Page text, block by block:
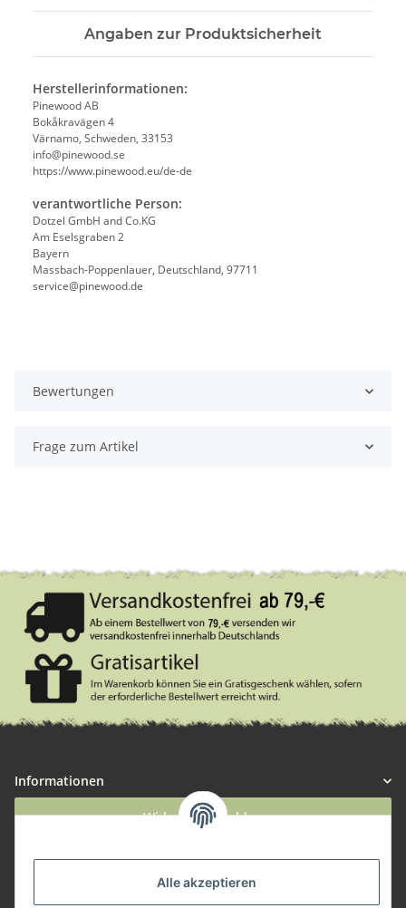
Alle akzeptieren
Angaben zur Produktsicherheit
Herstellerinformationen:
Pinewood AB
Bokåkravägen 4
Värnamo, Schweden, 33153
info@pinewood.se
https://www.pinewood.eu/de-de
verantwortliche Person:
Dotzel GmbH and Co.KG
Am Eselsgraben 2
Bayern
Massbach-Poppenlauer, Deutschland, 97711
service@pinewood.de
Bewertungen
Frage zum Artikel
Informationen
Widerruf anmelden